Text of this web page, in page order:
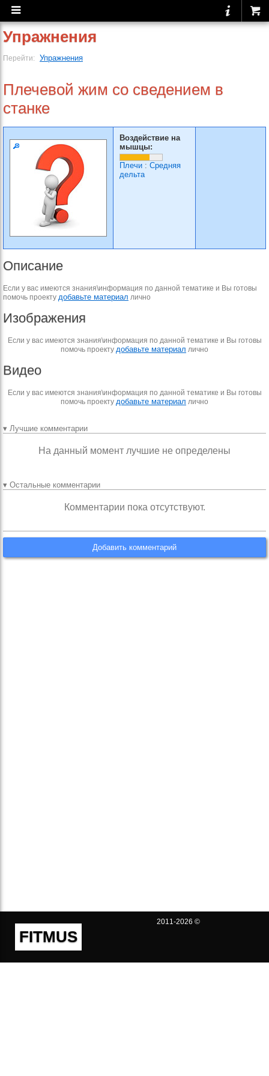
Упражнения
Перейти: Упражнения
Плечевой жим со сведением в
станке
Воздействие на
мышцы:
Плечи : Средняя
дельта
Описание
Если у вас имеются знания\информация по данной тематике и Вы готовы
помочь проекту добавьте материал лично
Изображения
Если у вас имеются знания\информация по данной тематике и Вы готовы
помочь проекту добавьте материал лично
Видео
Если у вас имеются знания\информация по данной тематике и Вы готовы
помочь проекту добавьте материал лично
▾ Лучшие комментарии
На данный момент лучшие не определены
▾ Остальные комментарии
Комментарии пока отсутствуют.
Добавить комментарий
FITMUS
2011-2026 ©